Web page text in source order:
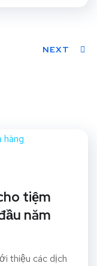
NEXT
tiệm
năm
thiệu các dịch